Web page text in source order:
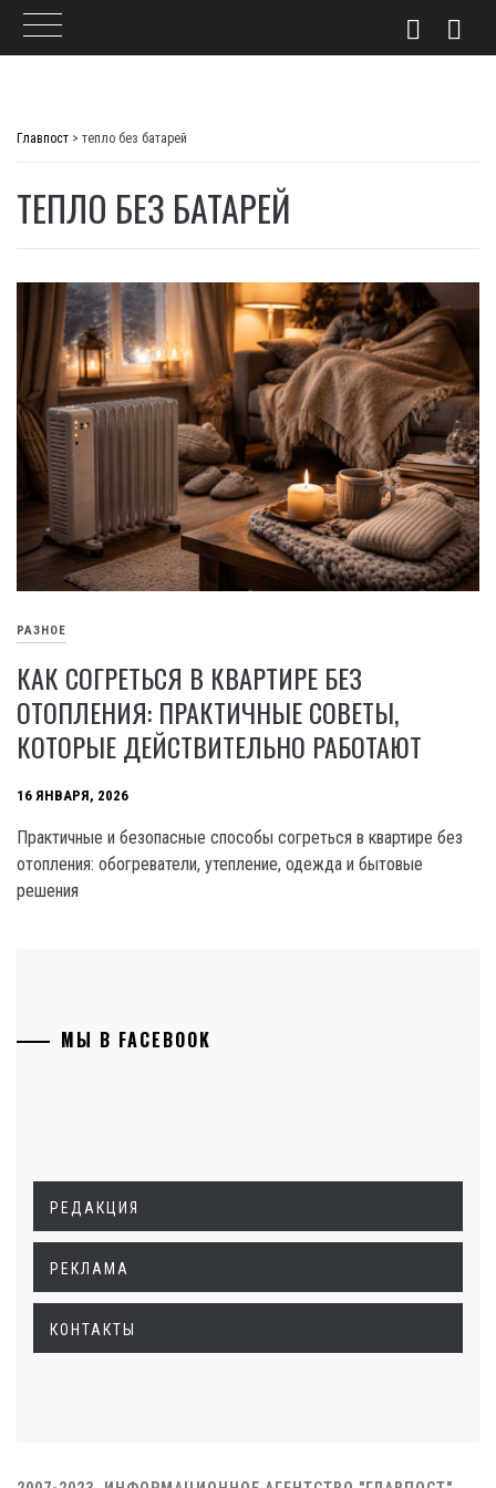
Главпост > тепло без батарей
ТЕПЛО БЕЗ БАТАРЕЙ
РАЗНОЕ
КАК СОГРЕТЬСЯ В КВАРТИРЕ БЕЗ
ОТОПЛЕНИЯ: ПРАКТИЧНЫЕ СОВЕТЫ,
КОТОРЫЕ ДЕЙСТВИТЕЛЬНО РАБОТАЮТ
16 ЯНВАРЯ, 2026
Практичные и безопасные способы согреться в квартире без
отопления: обогреватели, утепление, одежда и бытовые
решения
МЫ В FACEBOOK
РЕДАКЦИЯ
РЕКЛАМА
КОНТАКТЫ